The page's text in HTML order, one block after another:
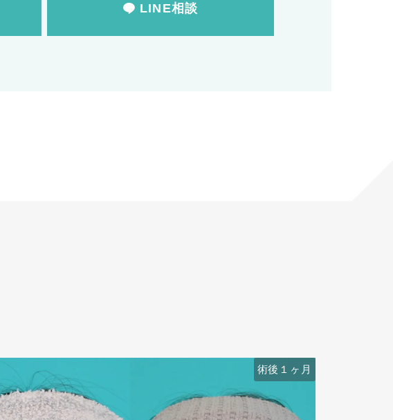
LINE相談
術後６ヶ月 術前
術後１ヶ月